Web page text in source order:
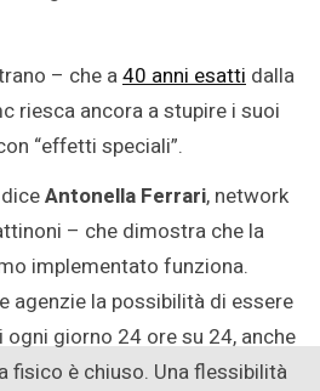
– che a40 anni esatti dalla
riesca ancora a stupire i suoi
“effetti speciali”.
Antonella Ferrari, network
– che dimostra che la
implementato funziona.
agenzie la possibilità di essere
giorno 24 ore su 24, anche
fisico è chiuso. Una flessibilità